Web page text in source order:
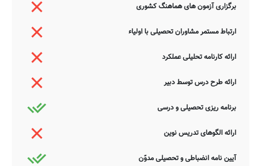
برگزاری آزمون های هماهنگ کشوری
ارتباط مستمر مشاوران تحصیلی با اولیاء
ارائه کارنامه تحلیلی عملکرد
ارائه طرح درس توسط دبیر
برنامه ریزی تحصیلی و درسی
ارائه الگوهای تدریس نوین
آیین نامه انضباطی و تحصیلی مدوّن